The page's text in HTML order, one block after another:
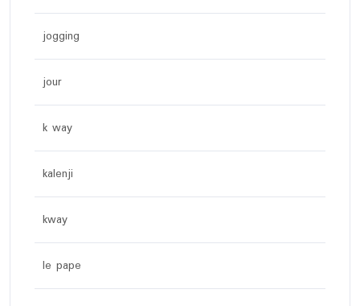
jogging
jour
k way
kalenji
kway
le pape